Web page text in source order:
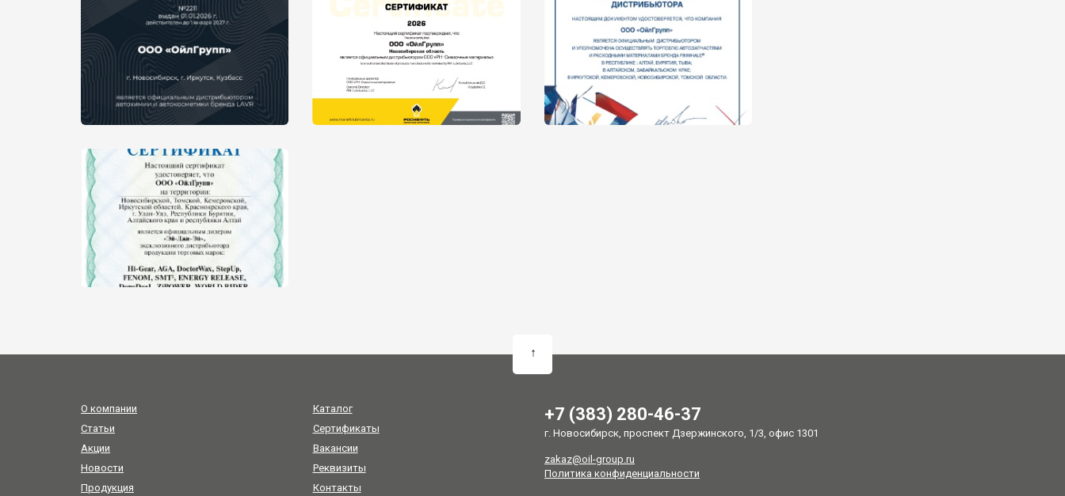
↑
О компании
Статьи
Акции
Новости
Продукция
Каталог
Сертификаты
Вакансии
Реквизиты
Контакты
+7 (383) 280-46-37
г. Новосибирск, проспект Дзержинского, 1/3, офис 1301
zakaz@oil-group.ru
Политика конфиденциальности